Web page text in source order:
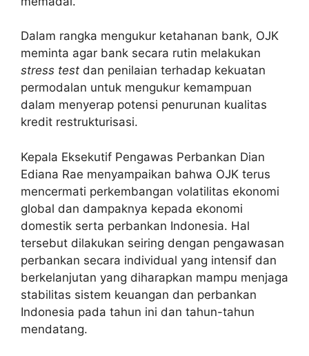
Dalam rangka mengukur ketahanan bank, OJK
meminta agar bank secara rutin melakukan
stress test dan penilaian terhadap kekuatan
permodalan untuk mengukur kemampuan
dalam menyerap potensi penurunan kualitas
kredit restrukturisasi.
Kepala Eksekutif Pengawas Perbankan Dian
Ediana Rae menyampaikan bahwa OJK terus
mencermati perkembangan volatilitas ekonomi
global dan dampaknya kepada ekonomi
domestik serta perbankan Indonesia. Hal
tersebut dilakukan seiring dengan pengawasan
perbankan secara individual yang intensif dan
berkelanjutan yang diharapkan mampu menjaga
stabilitas sistem keuangan dan perbankan
Indonesia pada tahun ini dan tahun-tahun
mendatang.